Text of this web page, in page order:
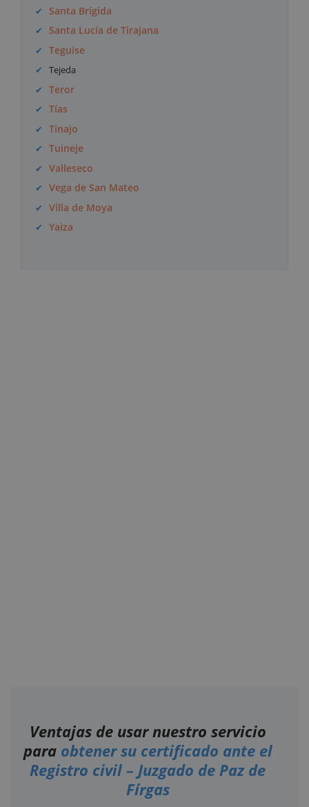
Santa Brígida
Santa Lucía de Tirajana
Teguise
Tejeda
Teror
Tías
Tinajo
Tuineje
Valleseco
Vega de San Mateo
Villa de Moya
Yaiza
Ventajas de usar nuestro servicio
para obtener su certificado ante el
Registro civil – Juzgado de Paz de
Fírgas